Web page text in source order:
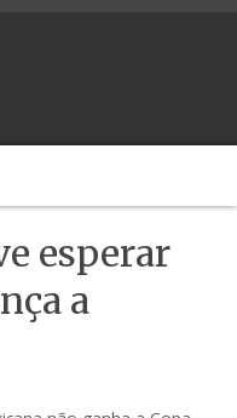
esperar
a